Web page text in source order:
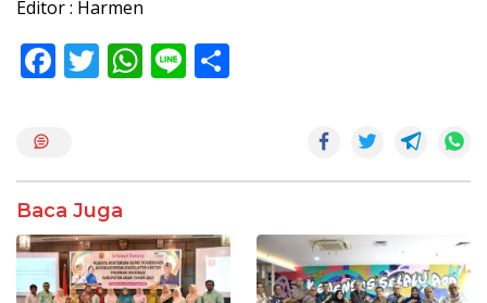
Editor : Harmen
F
o
o
k
T W
p
p
Li
Baca Juga